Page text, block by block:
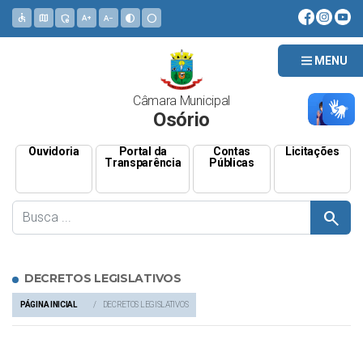
MENU
accessible map admin_panel_settings text_increase text_decrease contrast circle
Câmara Municipal
Osório
Ouvidoria
Portal da
Transparência
Contas
Públicas
Licitações
search
DECRETOS LEGISLATIVOS
PÁGINA INICIAL DECRETOS LEGISLATIVOS